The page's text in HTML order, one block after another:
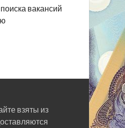
вакансий
взяты из